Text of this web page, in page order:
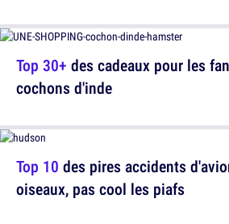
Top 10 des pires accidents
oiseaux, pas cool les piafs
Top 30+ des cadeaux pour les
cochons d'inde